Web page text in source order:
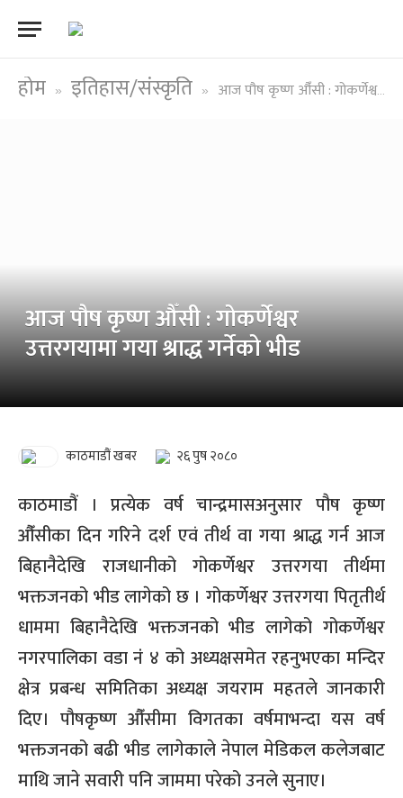
होम » इतिहास/संस्कृति » आज पौष कृष्ण औँसी : गोकर्णेश्वर उत्तरगयामा गया श्राद्ध गर्नेको भीड
आज पौष कृष्ण औँसी : गोकर्णेश्वर
उत्तरगयामा गया श्राद्ध गर्नेको भीड
काठमाडौं खबर २६ पुष २०८०
काठमाडौं । प्रत्येक वर्ष चान्द्रमासअनुसार पौष कृष्ण
औँसीका दिन गरिने दर्श एवं तीर्थ वा गया श्राद्ध गर्न आज
बिहानैदेखि राजधानीको गोकर्णेश्वर उत्तरगया तीर्थमा
भक्तजनको भीड लागेको छ । गोकर्णेश्वर उत्तरगया पितृतीर्थ
धाममा बिहानैदेखि भक्तजनको भीड लागेको गोकर्णेश्वर
नगरपालिका वडा नंं ४ को अध्यक्षसमेत रहनुभएका मन्दिर
क्षेत्र प्रबन्ध समितिका अध्यक्ष जयराम महतले जानकारी
दिए। पौषकृष्ण औँसीमा विगतका वर्षमाभन्दा यस वर्ष
भक्तजनको बढी भीड लागेकाले नेपाल मेडिकल कलेजबाट
माथि जाने सवारी पनि जाममा परेको उनले सुनाए।